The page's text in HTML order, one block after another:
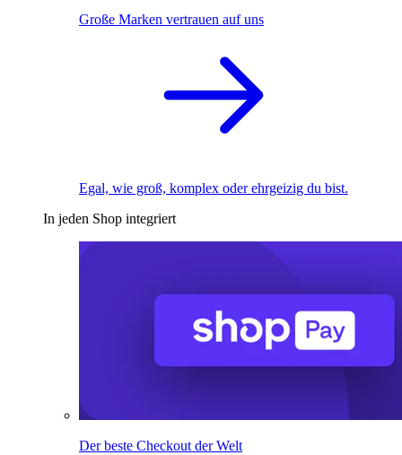
Große Marken vertrauen auf uns
Egal, wie groß, komplex oder ehrgeizig du bist.
In jeden Shop integriert
Der beste Checkout der Welt